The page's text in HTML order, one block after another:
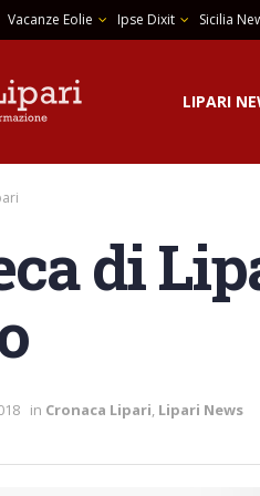
Vacanze Eolie Ipse Dixit Sicilia
LIPARI
di
in Cronaca Lipari, Lipari News